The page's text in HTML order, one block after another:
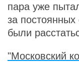
пара уже
за
были
"Московский